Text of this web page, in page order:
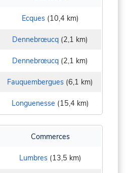
Ecques(10,4 km)
Dennebrœucq (2,1 km)
Dennebrœucq (2,1 km)
Fauquembergues (6,1 km)
Longuenesse (15,4 km)
Commerces
Lumbres(13,5 km)